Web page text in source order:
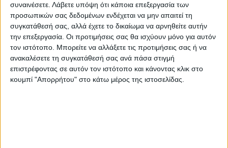
συναινέσετε. Λάβετε υπόψη ότι κάποια επεξεργασία των
προσωπικών σας δεδομένων ενδέχεται να μην απαιτεί τη
συγκατάθεσή σας, αλλά έχετε το δικαίωμα να αρνηθείτε αυτήν
την επεξεργασία. Οι προτιμήσεις σας θα ισχύουν μόνο για αυτόν
τον ιστότοπο. Μπορείτε να αλλάξετε τις προτιμήσεις σας ή να
ανακαλέσετε τη συγκατάθεσή σας ανά πάσα στιγμή
επιστρέφοντας σε αυτόν τον ιστότοπο και κάνοντας κλικ στο
κουμπί "Απορρήτου" στο κάτω μέρος της ιστοσελίδας.
Δημοσιογραφική Ομάδα ΝΕΟΣ ΑΓΩΝ
Η Αρχαιότερη Καθημερινή Πρωινή Εφημερίδα της Καρδίτσας